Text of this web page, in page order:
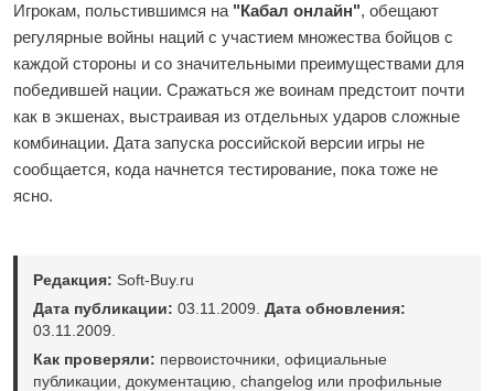
Игрокам, польстившимся на "Кабал онлайн", обещают
регулярные войны наций с участием множества бойцов с
каждой стороны и со значительными преимуществами для
победившей нации. Сражаться же воинам предстоит почти
как в экшенах, выстраивая из отдельных ударов сложные
комбинации. Дата запуска российской версии игры не
сообщается, кода начнется тестирование, пока тоже не
ясно.
Редакция: Soft-Buy.ru
Дата публикации: 03.11.2009. Дата обновления:
03.11.2009.
Как проверяли: первоисточники, официальные
публикации, документацию, changelog или профильные